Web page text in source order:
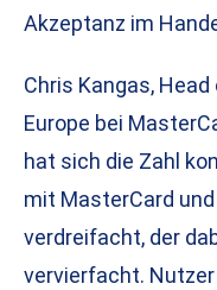
Akzeptanz im
Chris Kangas,
Europe bei
hat sich die Zahl
mit MasterCard
verdreifacht, der
vervierfacht.